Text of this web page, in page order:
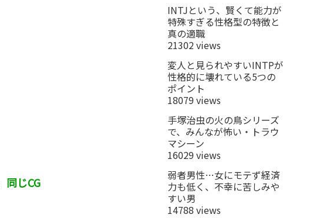
同じCG
INTJという、賢くて能力が
特殊すぎる性格型の特徴と
真の適職
21302 views
変人と見られやすいINTPが
性格的に壊れている5つの
ポイント
18079 views
手塚治虫の火の鳥シリーズ
で、みんなが怖い・トラウ
マシーン
16029 views
弱者男性…女にモテず経済
力も低く、不幸に苦しみや
すい男
14788 views